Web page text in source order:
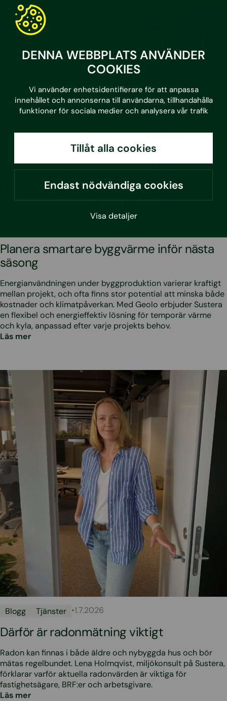
DENNA WEBBPLATS ANVÄNDER
COOKIES
Vi använder enhetsidentifierare för att anpassa
innehållet och annonserna till användarna, tillhandahålla
funktioner för sociala medier och analysera vår trafik
Tillåt alla cookies
Endast nödvändiga cookies
Visa detaljer
Planera smartare byggvärme inför nästa
säsong
Energianvändningen under byggproduktion varierar kraftigt
mellan projekt, och ofta finns stor potential att minska både
kostnader och klimatpåverkan. Med Geolo erbjuder Sustera
en flexibel och energieffektiv lösning för temporär värme
och kyla, anpassad efter varje projekts behov.
Läs mer
Blogg Tjänster •1.7.2026
Därför är radonmätning viktigt
Radon kan finnas i både äldre och nybyggda hus och bör
mätas regelbundet. Lena Holmqvist, miljökonsult på Sustera,
förklarar varför aktuella radonvärden är viktiga för
fastighetsägare, BRF:er och arbetsgivare.
Läs mer